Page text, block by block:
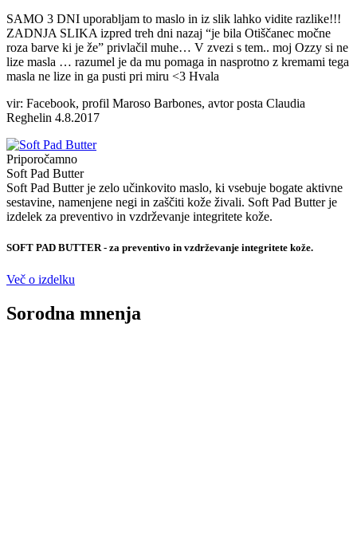
SAMO 3 DNI uporabljam to maslo in iz slik lahko vidite razlike!!!
ZADNJA SLIKA izpred treh dni nazaj “je bila Otiščanec močne
roza barve ki je že” privlačil muhe… V zvezi s tem.. moj Ozzy si ne
lize masla … razumel je da mu pomaga in nasprotno z kremami tega
masla ne lize in ga pusti pri miru <3 Hvala
vir: Facebook, profil Maroso Barbones, avtor posta Claudia
Reghelin 4.8.2017
Priporočamno
Soft Pad Butter
Soft Pad Butter je zelo učinkovito maslo, ki vsebuje bogate aktivne
sestavine, namenjene negi in zaščiti kože živali. Soft Pad Butter je
izdelek za preventivo in vzdrževanje integritete kože.
SOFT PAD BUTTER - za preventivo in vzdrževanje integritete kože.
Več o izdelku
Sorodna mnenja